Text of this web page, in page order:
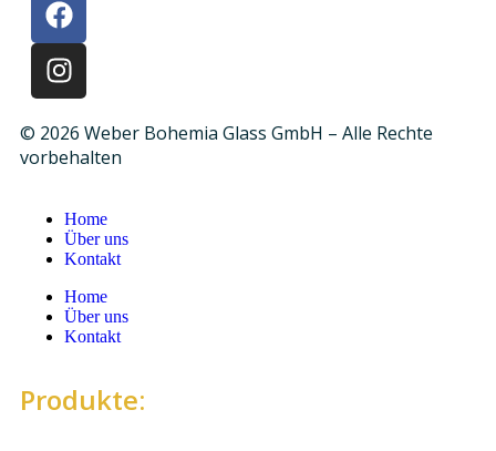
© 2026 Weber Bohemia Glass GmbH – Alle Rechte
vorbehalten
Home
Über uns
Kontakt
Home
Über uns
Kontakt
Produkte: